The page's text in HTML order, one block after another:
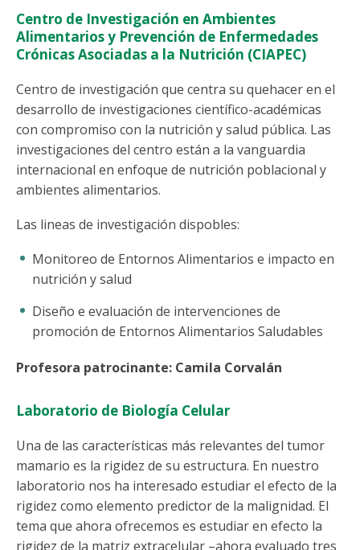
Centro de Investigación en Ambientes
Alimentarios y Prevención de Enfermedades
Crónicas Asociadas a la Nutrición (CIAPEC)
Centro de investigación que centra su quehacer en el
desarrollo de investigaciones científico-académicas
con compromiso con la nutrición y salud pública. Las
investigaciones del centro están a la vanguardia
internacional en enfoque de nutrición poblacional y
ambientes alimentarios.
Las lineas de investigación dispobles:
Monitoreo de Entornos Alimentarios e impacto en
nutrición y salud
Diseño e evaluación de intervenciones de
promoción de Entornos Alimentarios Saludables
Profesora patrocinante: Camila Corvalán
Laboratorio de Biología Celular
Una de las características más relevantes del tumor
mamario es la rigidez de su estructura. En nuestro
laboratorio nos ha interesado estudiar el efecto de la
rigidez como elemento predictor de la malignidad. El
tema que ahora ofrecemos es estudiar en efecto la
rigidez de la matriz extracelular –ahora evaluado tres